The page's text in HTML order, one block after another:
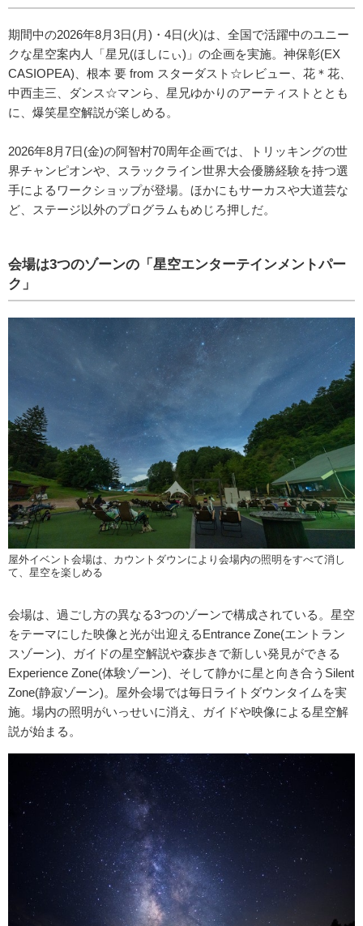
期間中の2026年8月3日(月)・4日(火)は、全国で活躍中のユニー
クな星空案内人「星兄(ほしにぃ)」の企画を実施。神保彰(EX
CASIOPEA)、根本 要 from スターダスト☆レビュー、花＊花、
中西圭三、ダンス☆マンら、星兄ゆかりのアーティストととも
に、爆笑星空解説が楽しめる。
2026年8月7日(金)の阿智村70周年企画では、トリッキングの世
界チャンピオンや、スラックライン世界大会優勝経験を持つ選
手によるワークショップが登場。ほかにもサーカスや大道芸な
ど、ステージ以外のプログラムもめじろ押しだ。
会場は3つのゾーンの「星空エンターテインメントパー
ク」
屋外イベント会場は、カウントダウンにより会場内の照明をすべて消し
て、星空を楽しめる
会場は、過ごし方の異なる3つのゾーンで構成されている。星空
をテーマにした映像と光が出迎えるEntrance Zone(エントラン
スゾーン)、ガイドの星空解説や森歩きで新しい発見ができる
Experience Zone(体験ゾーン)、そして静かに星と向き合うSilent
Zone(静寂ゾーン)。屋外会場では毎日ライトダウンタイムを実
施。場内の照明がいっせいに消え、ガイドや映像による星空解
説が始まる。